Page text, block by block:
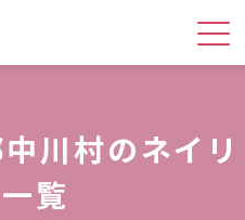
川村のネイリ
覧